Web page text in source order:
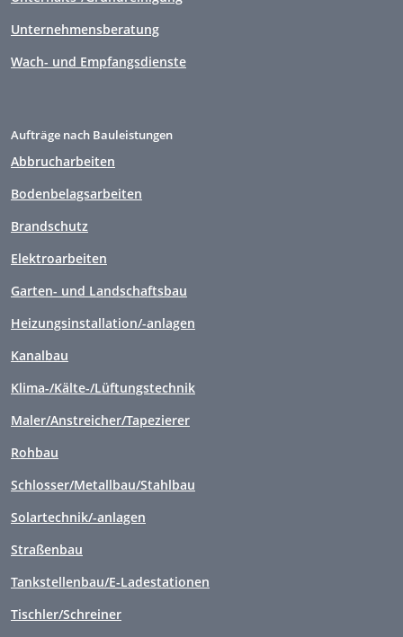
Unternehmensberatung
Wach- und Empfangsdienste
Aufträge nach Bauleistungen
Abbrucharbeiten
Bodenbelagsarbeiten
Brandschutz
Elektroarbeiten
Garten- und Landschaftsbau
Heizungsinstallation/-anlagen
Kanalbau
Klima-/Kälte-/Lüftungstechnik
Maler/Anstreicher/Tapezierer
Rohbau
Schlosser/Metallbau/Stahlbau
Solartechnik/-anlagen
Straßenbau
Tankstellenbau/E-Ladestationen
Tischler/Schreiner